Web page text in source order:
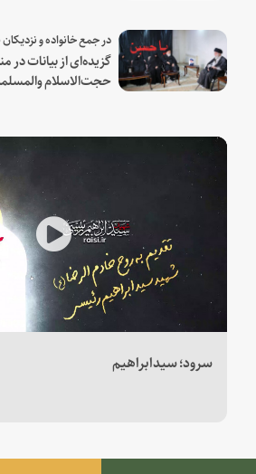
گزیده‌ای از بیانات
حجت‌الاسلام
سرود؛ سیدابراهیم